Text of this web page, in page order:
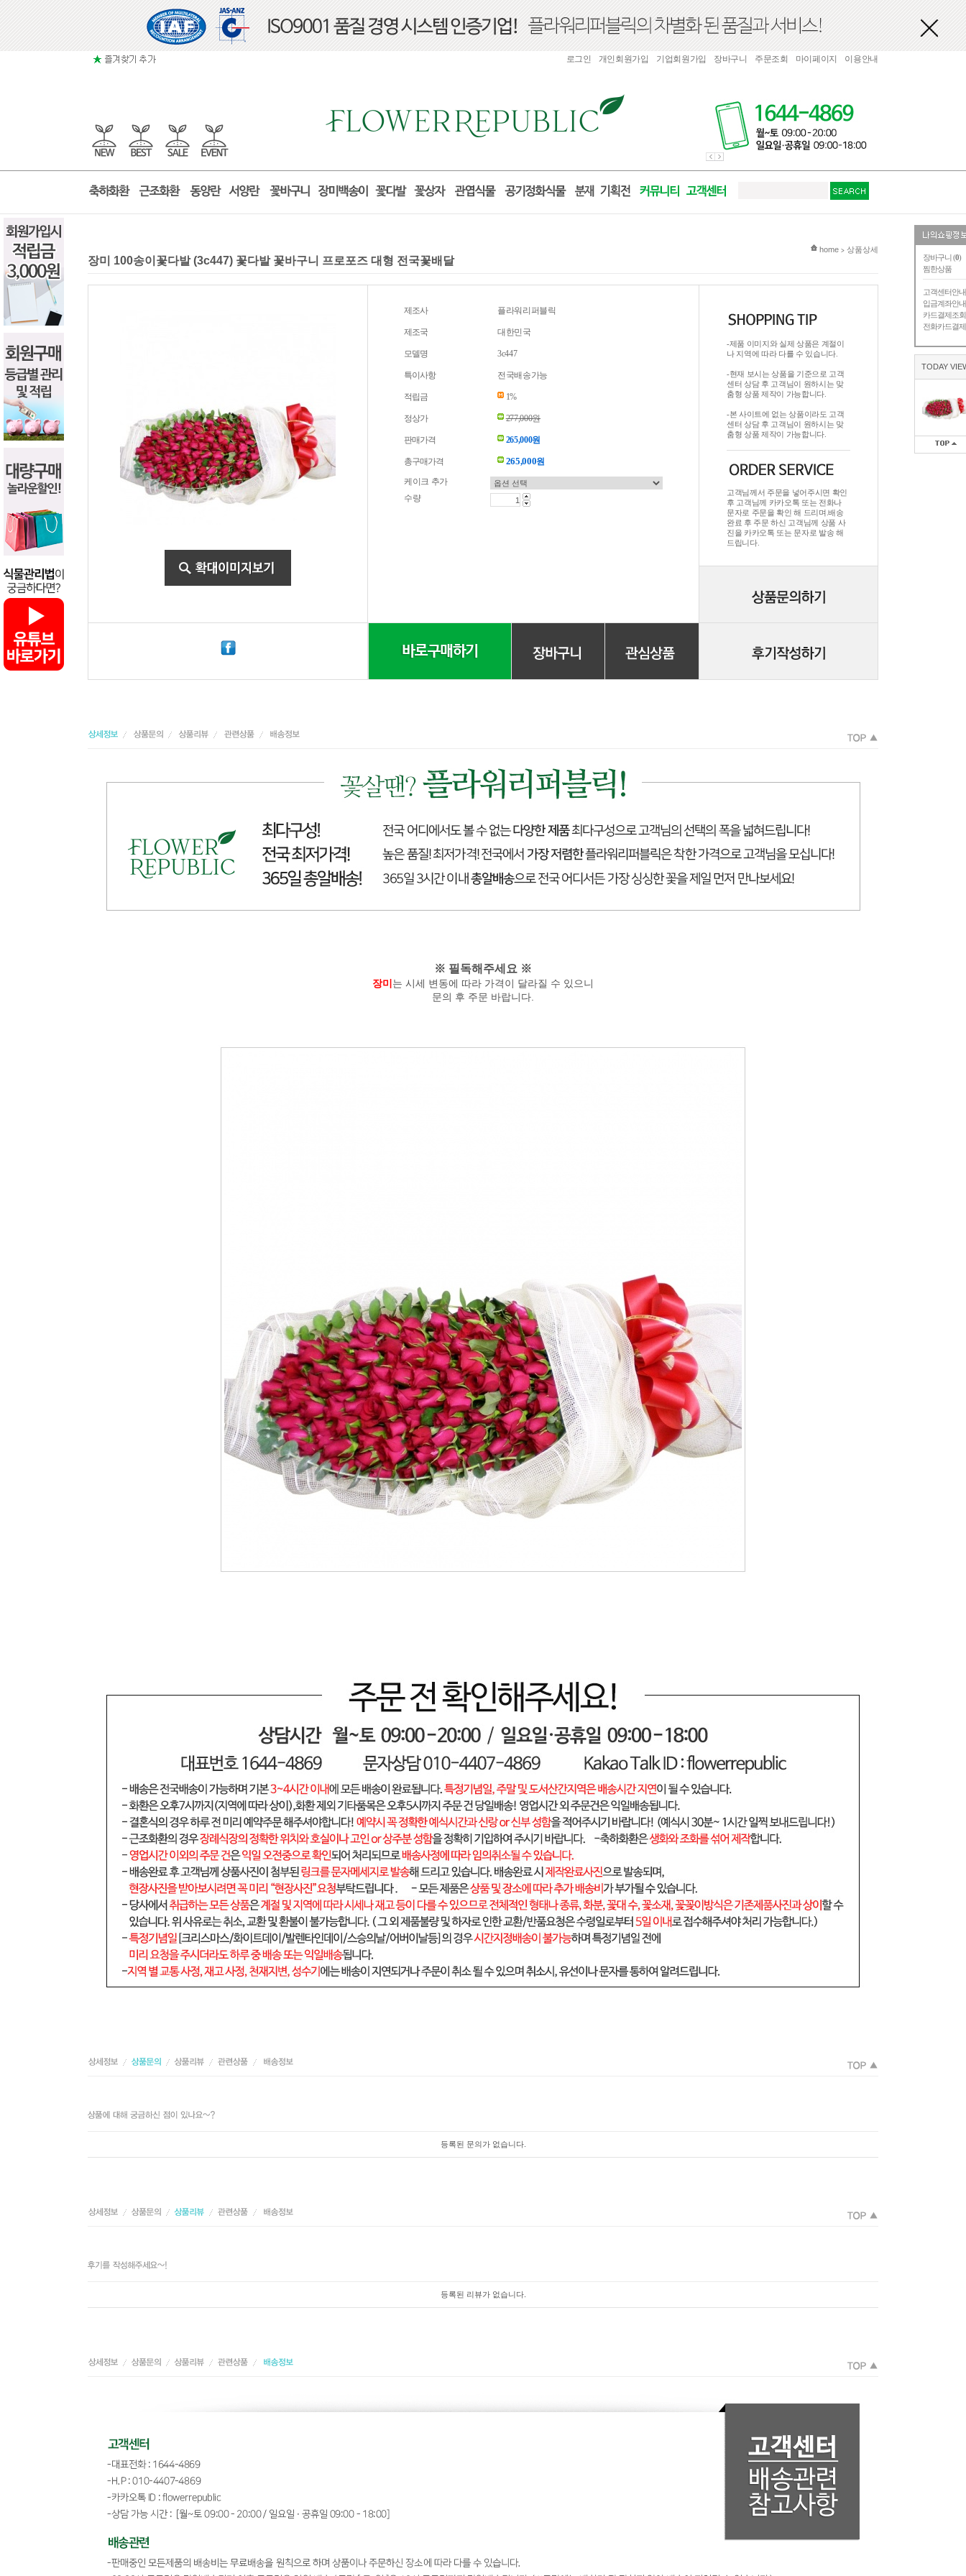
장바구니 (0)
찜한상품
고객센터안내
입금계좌안내
카드결제조회
전화카드결제
TODAY
로그인 개인회원가입 기업회원가입 장바구니 주문조회 마이페이지 이용안내
현재 위치
home > 상품상세
장미 100송이꽃다발 (3c447) 꽃다발 꽃바구니 프로포즈 대형 전국꽃배달
제조사 플라워리퍼블릭
제조국 대한민국
모델명 3c447
특이사항 전국배송가능
적립금 1%
정상가 277,000원
판매가격 265,000원
총구매가격 265,000원
케이크 추가
수량
-제품 이미지와 실제 상품은 계절이
나 지역에 따라 다를 수 있습니다.
-현재 보시는 상품을 기준으로 고객
센터 상담 후 고객님이 원하시는 맞
춤형 상품 제작이 가능합니다.
-본 사이트에 없는 상품이라도 고객
센터 상담 후 고객님이 원하시는 맞
춤형 상품 제작이 가능합니다.
고객님께서 주문을 넣어주시면 확인
후 고객님께 카카오톡 또는 전화나
문자로 주문을 확인 해 드리며.배송
완료 후 주문 하신 고객님께 상품 사
진을 카카오톡 또는 문자로 발송 해
드립니다.
※ 필독해주세요 ※
장미 는 시세 변동에 따라 가격이 달라질 수 있으니
문의 후 주문 바랍니다.
등록된 문의가 없습니다.
등록된 리뷰가 없습니다.